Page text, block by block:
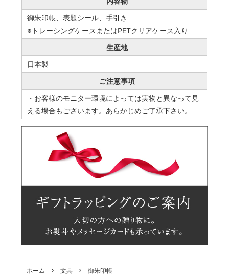
御朱印帳、表題シール、手引き
※トレーシングケースまたはPETクリアケース入り
生産地
日本製
ご注意事項
・お客様のモニター環境によっては実物と異なって見
える場合もございます。あらかじめご了承下さい。
ホーム 文具 御朱印帳